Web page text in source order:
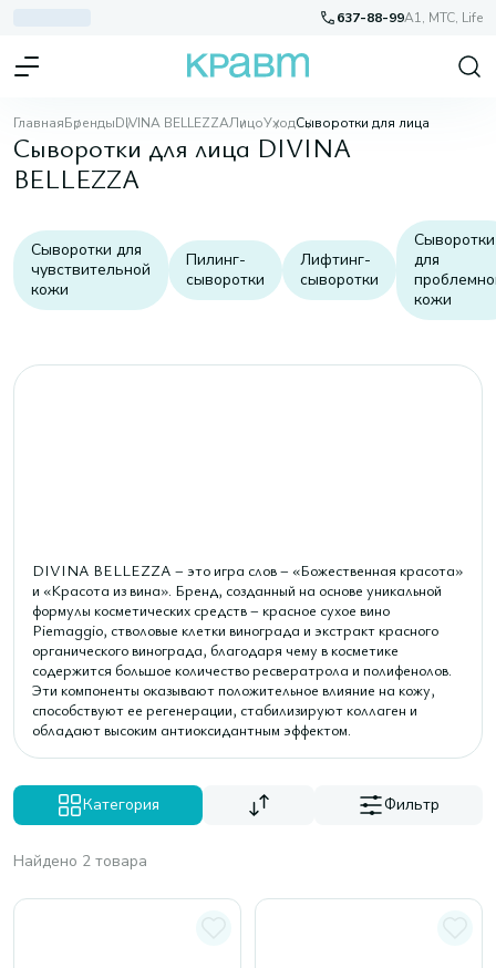
637-88-99A1, МТС, Life
ГлавнаяБрендыDIVINA BELLEZZAЛицоУходСыворотки для лица
Сыворотки для лица DIVINA
BELLEZZA
Сыворотки для
чувствительной
кожи
Пилинг-
сыворотки
Лифтинг-
сыворотки
Сыворотки
для
кожи
DIVINA BELLEZZA – это игра слов – «Божественная красота»
и «Красота из вина». Бренд, созданный на основе уникальной
формулы косметических средств – красное сухое вино
Piemaggio, стволовые клетки винограда и экстракт красного
органического винограда, благодаря чему в косметике
содержится большое количество ресвератрола и полифенолов.
Эти компоненты оказывают положительное влияние на кожу,
способствуют ее регенерации, стабилизируют коллаген и
обладают высоким антиоксидантным эффектом.
Категория Фильтр
Найдено 2 товара